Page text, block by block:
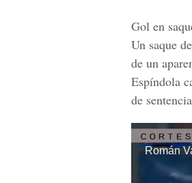
Gol en
Un saque
de un
Espíndola
de